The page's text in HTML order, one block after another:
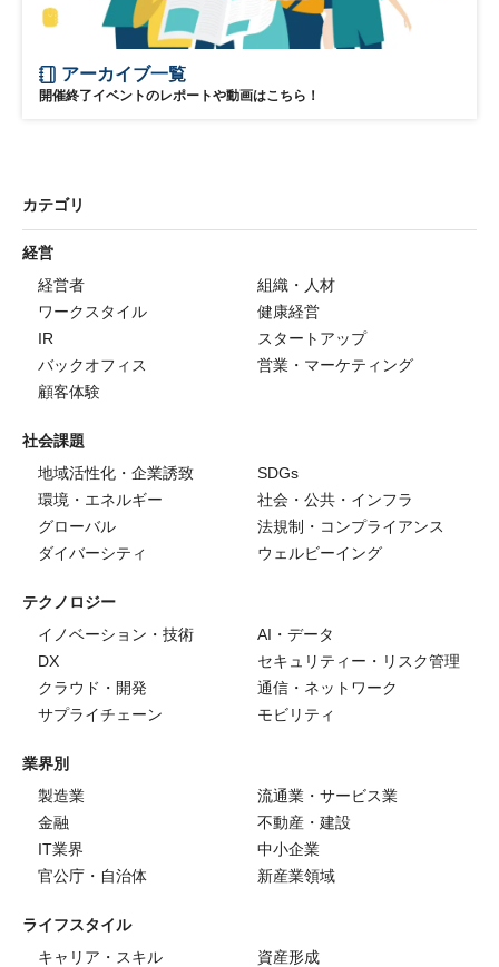
アーカイブ一覧
開催終了イベントのレポートや動画はこちら！
カテゴリ
経営
経営者
組織・人材
ワークスタイル
健康経営
IR
スタートアップ
バックオフィス
営業・マーケティング
顧客体験
社会課題
地域活性化・企業誘致
SDGs
環境・エネルギー
社会・公共・インフラ
グローバル
法規制・コンプライアンス
ダイバーシティ
ウェルビーイング
テクノロジー
イノベーション・技術
AI・データ
DX
セキュリティー・リスク管理
クラウド・開発
通信・ネットワーク
サプライチェーン
モビリティ
業界別
製造業
流通業・サービス業
金融
不動産・建設
IT業界
中小企業
官公庁・自治体
新産業領域
ライフスタイル
キャリア・スキル
資産形成